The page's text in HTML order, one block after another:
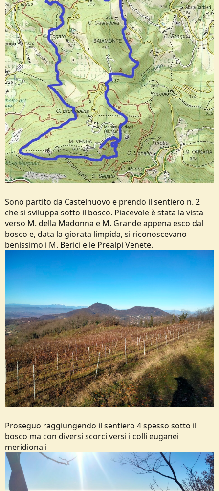
Sono partito da Castelnuovo e prendo il sentiero n. 2
che si sviluppa sotto il bosco. Piacevole è stata la vista
verso M. della Madonna e M. Grande appena esco dal
bosco e, data la giorata limpida, si riconoscevano
benissimo i M. Berici e le Prealpi Venete.
Proseguo raggiungendo il sentiero 4 spesso sotto il
bosco ma con diversi scorci versi i colli euganei
meridionali